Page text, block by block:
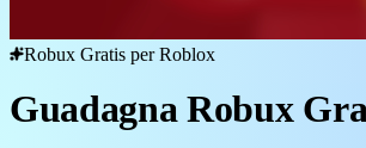
Robux Gratis per Roblox
Guadagna Robux